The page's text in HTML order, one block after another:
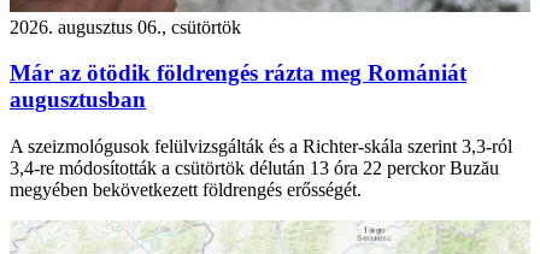
2026. augusztus 06., csütörtök
Már az ötödik földrengés rázta meg Romániát
augusztusban
A szeizmológusok felülvizsgálták és a Richter-skála szerint 3,3-ról
3,4-re módosították a csütörtök délután 13 óra 22 perckor Buzău
megyében bekövetkezett földrengés erősségét.